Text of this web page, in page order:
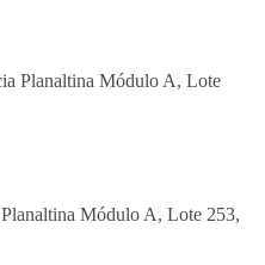
Módulo A, Lote 253,